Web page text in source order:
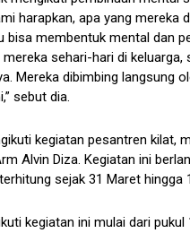
harapkan, apa yang mereka
bisa membentuk mental dan
sehari-hari di keluarga,
Mereka dibimbing langsung
sebut dia.
kegiatan pesantren kilat,
Alvin Diza. Kegiatan ini
sejak 31 Maret hingga
kegiatan ini mulai dari pukul